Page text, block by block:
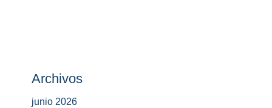
Archivos
junio 2026